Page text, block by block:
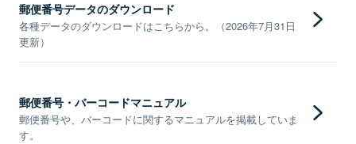
郵便番号データのダウンロード
各種データのダウンロードはこちらから。（2026年7月31日
更新）
郵便番号・バーコードマニュアル
郵便番号や、バーコードに関するマニュアルを掲載していま
す。